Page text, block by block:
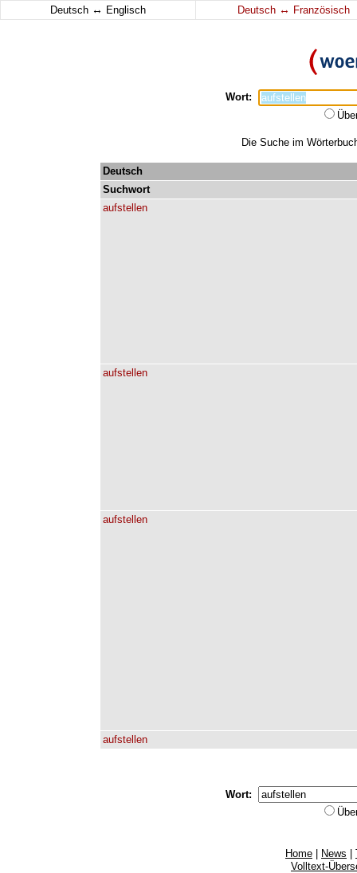
Deutsch ↔ Englisch Deutsch ↔ Französisch
Wort:
Die Suche im
Deutsch
Suchwort
aufstellen
aufstellen
aufstellen
aufstellen
Wort:
Home News
Volltext-